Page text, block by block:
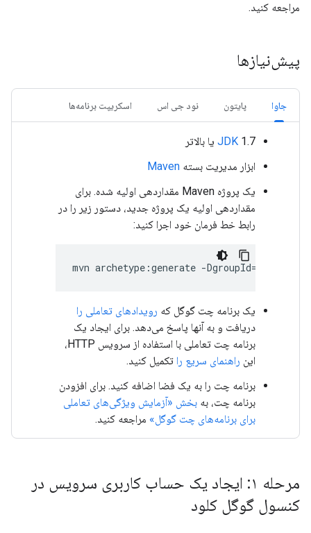
مراجعه کنید.
پیش‌نیازها
جاوا پایتون نود جی اس اسکریپت برنامه‌ها
JDK 1.7 یا بالاتر
ابزار مدیریت بسته Maven
یک پروژه Maven مقداردهی اولیه شده. برای
مقداردهی اولیه یک پروژه جدید، دستور زیر را در
رابط خط فرمان خود اجرا کنید:
mvn archetype :generate -DgroupId=
یک برنامه چت گوگل که رویدادهای تعاملی را
دریافت و به آنها پاسخ می‌دهد. برای ایجاد یک
برنامه چت تعاملی با استفاده از سرویس HTTP،
این راهنمای سریع را تکمیل کنید.
برنامه چت را به یک فضا اضافه کنید. برای افزودن
برنامه چت، به بخش «آزمایش ویژگی‌های تعاملی
برای برنامه‌های چت گوگل» مراجعه کنید.
مرحله ۱: ایجاد یک حساب کاربری سرویس در
کنسول گوگل کلود